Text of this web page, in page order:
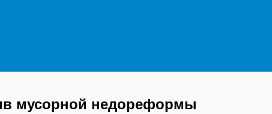
мусорной недореформы